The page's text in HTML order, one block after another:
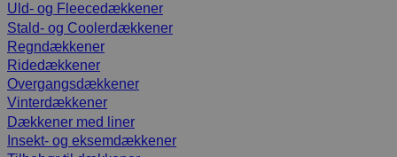
Uld- og Fleecedækkener
Stald- og Coolerdækkener
Regndækkener
Ridedækkener
Overgangsdækkener
Vinterdækkener
Dækkener med liner
Insekt- og eksemdækkener